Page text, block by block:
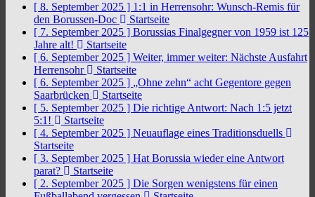
[ 8. September 2025 ] 1:1 in Herrensohr: Wunsch-Remis für
den Borussen-Doc
Startseite
[ 7. September 2025 ] Borussias Finalgegner von 1959 ist 125
Jahre alt!
Startseite
[ 6. September 2025 ] Weiter, immer weiter: Nächste Ausfahrt
Herrensohr
Startseite
[ 6. September 2025 ] „Ohne zehn“ acht Gegentore gegen
Saarbrücken
Startseite
[ 5. September 2025 ] Die richtige Antwort: Nach 1:5 jetzt
5:1!
Startseite
[ 4. September 2025 ] Neuauflage eines Traditionsduells
Startseite
[ 3. September 2025 ] Hat Borussia wieder eine Antwort
parat?
Startseite
[ 2. September 2025 ] Die Sorgen wenigstens für einen